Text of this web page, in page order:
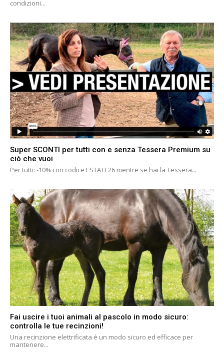
condizioni...
Super SCONTI per tutti con e senza Tessera Premium su
ciò che vuoi
Per tutti: -10% con codice ESTATE26 mentre se hai la Tessera...
Fai uscire i tuoi animali al pascolo in modo sicuro:
controlla le tue recinzioni!
Una recinzione elettrificata è un modo sicuro ed efficace per
mantenere...